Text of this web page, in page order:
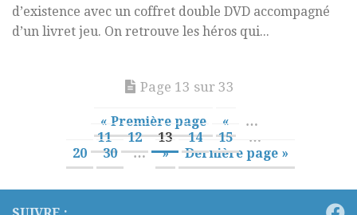
d’existence avec un coffret double DVD accompagné
d’un livret jeu. On retrouve les héros qui...
Page 13 sur 33
« Première page «
…
11
12 13 14 15
…
20
30 … » Dernière page »